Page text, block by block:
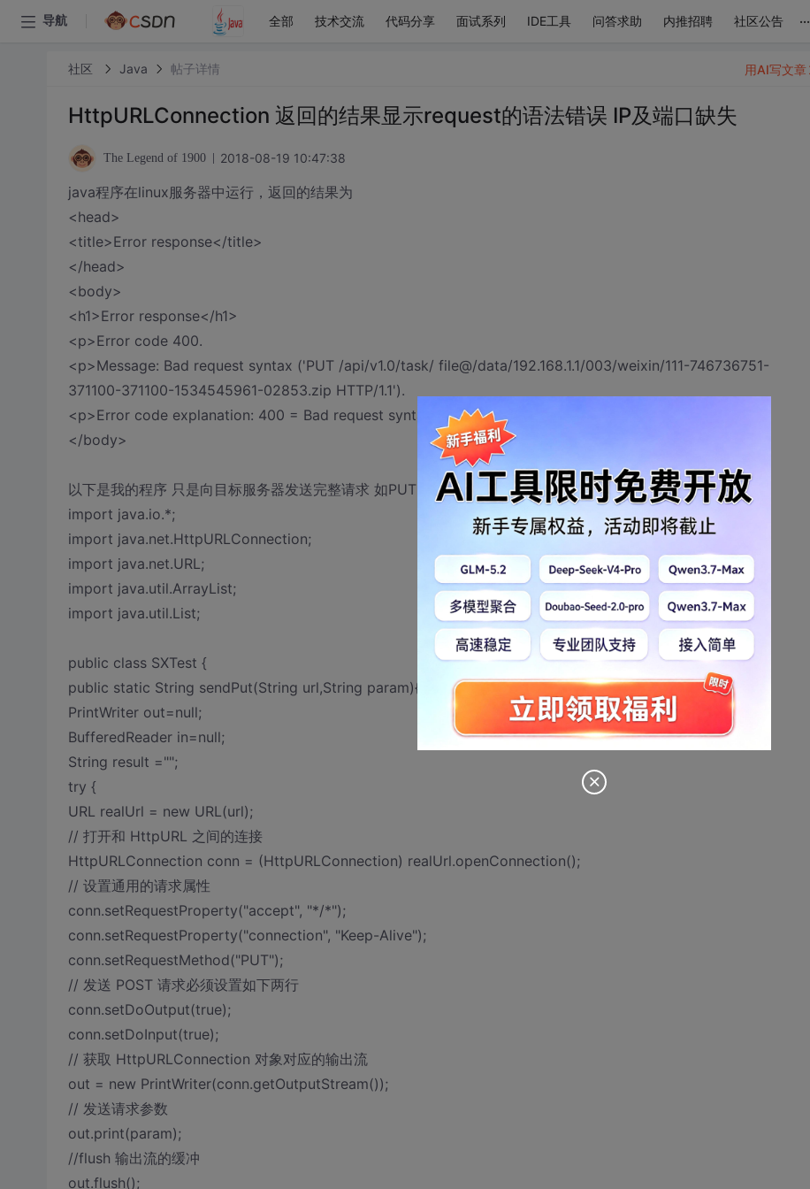
导航 全部 技术交流 代码分享 面试系列 IDE工具 问答求助 内推招聘 社区公告 ...
社区 Java 帖子详情
HttpURLConnection 返回的结果显示request的语法错误 IP及端口缺失
The Legend of 1900 2018-08-19 10:47:38
java程序在linux服务器中运行，返回的结果为
<head>
<title>Error response</title>
</head>
<body>
<h1>Error response</h1>
<p>Error code 400.
<p>Message: Bad request syntax ('PUT /api/v1.0/task/ file@/data/192.168.1.1/003/weixin/111-746736751-
371100-371100-1534545961-02853.zip HTTP/1.1').
<p>Error code explanation: 400 = Bad request syntax or unsupported method.
</body>
以下是我的程序 只是向目标服务器发送完整请求 如PUT http://192.168.1.1:9733/...
import java.io.*;
import java.net.HttpURLConnection;
import java.net.URL;
import java.util.ArrayList;
import java.util.List;
public class SXTest {
public static String sendPut(String url,String param){
PrintWriter out=null;
BufferedReader in=null;
String result ="";
try {
URL realUrl = new URL(url);
// 打开和 HttpURL 之间的连接
HttpURLConnection conn = (HttpURLConnection) realUrl.openConnection();
// 设置通用的请求属性
conn.setRequestProperty("accept", "*/*");
conn.setRequestProperty("connection", "Keep-Alive");
conn.setRequestMethod("PUT");
// 发送 POST 请求必须设置如下两行
conn.setDoOutput(true);
conn.setDoInput(true);
// 获取 HttpURLConnection 对象对应的输出流
out = new PrintWriter(conn.getOutputStream());
// 发送请求参数
out.print(param);
//flush 输出流的缓冲
out.flush();
用AI写文章